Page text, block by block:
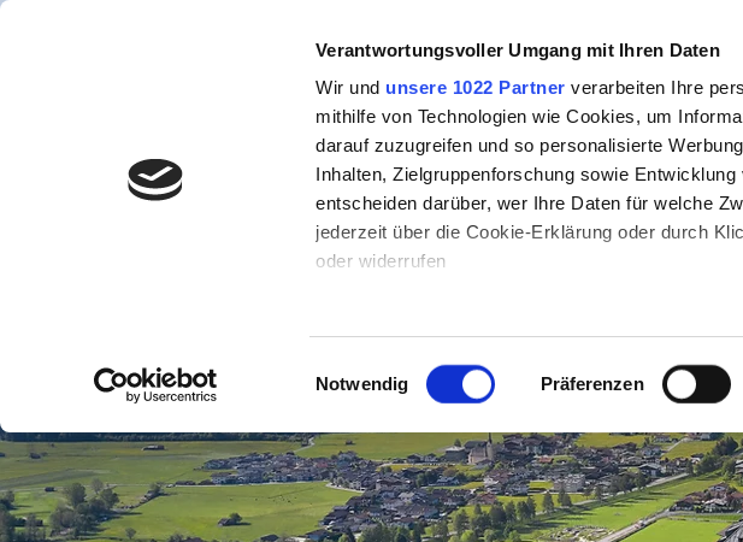
Verantwortungsvoller Umgang mit Ihren Daten
Wir und unsere 1022 Partner verarbeiten Ihre
mithilfe von Technologien wie Cookies, um
darauf zuzugreifen und so personalisierte
Inhalten, Zielgruppenforschung sowie
entscheiden darüber, wer Ihre Daten für welche
jederzeit über die Cookie-Erklärung oder durch
oder widerrufen
können
Ihr Gerät durch aktives Scannen nach
Erfahren Sie mehr darüber, wie Ihre persönlichen
Präferenzen imAbschnitt Einzelheitenfest.
Wir verwenden Cookies, um Inhalte und
Einwilligungsauswahl
Notwendig Präferenzen
50/12